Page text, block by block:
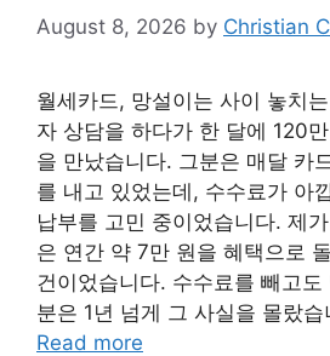
August 8, 2026 by Christian
월세카드, 망설이는 사이 놓치
자 상담을 하다가 한 달에 120
을 만났습니다. 그분은 매달 카
를 내고 있었는데, 수수료가 아
납부를 고민 중이었습니다. 제
은 연간 약 7만 원을 혜택으로
건이었습니다. 수수료를 빼고
분은 1년 넘게 그 사실을 몰랐
Read more